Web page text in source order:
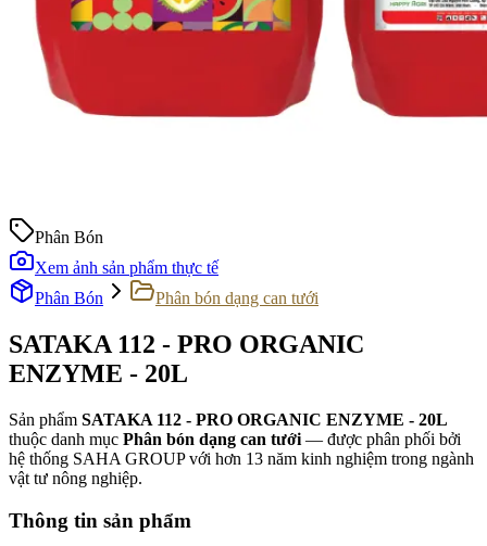
Phân Bón
Xem ảnh sản phẩm thực tế
Phân Bón
Phân bón dạng can tưới
SATAKA 112 - PRO ORGANIC
ENZYME - 20L
Sản phẩm SATAKA 112 - PRO ORGANIC ENZYME - 20L
thuộc danh mục Phân bón dạng can tưới — được phân phối bởi
hệ thống SAHA GROUP với hơn 13 năm kinh nghiệm trong ngành
vật tư nông nghiệp.
Thông tin sản phẩm